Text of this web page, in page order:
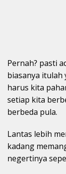
Pernah? pasti
biasanya itulah
harus kita
setiap kita
berbeda pula.
Lantas lebih
kadang
negertinya